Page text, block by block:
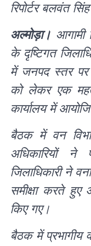
रिपोर्टर बलवंत
अल्मोड़ा। आगामी
के दृष्टिगत
में जनपद स्तर पर
को लेकर एक
कार्यालय में
बैठक में वन
अधिकारियों
जिलाधिकारी ने
समीक्षा करते हुए
किए गए।
बैठक में प्रभागीय